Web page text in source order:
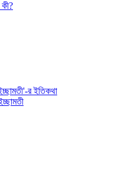
র ইতিকথা